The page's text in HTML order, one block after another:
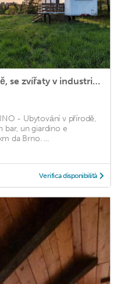
WUDINO - Ubytování v přírodě, se zvířaty v industriálním duchu,
- Ubytování v přírodě,
bar, un giardino e
da Brno. ...
Verifica disponibilità